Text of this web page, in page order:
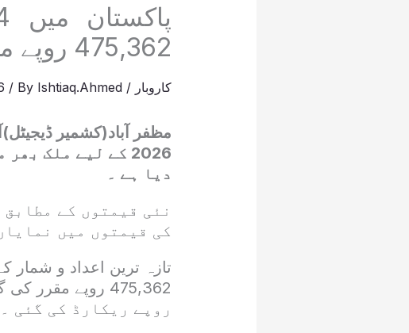
475,362 روپے مقرر
کاروبار /
/ By Ishtiaq.Ahmed
2026 کے لیے ملک
دیا ہے ۔
نئی قیمتوں کے
کی قیمتوں میں
روپے ریکارڈ کی گئی ۔